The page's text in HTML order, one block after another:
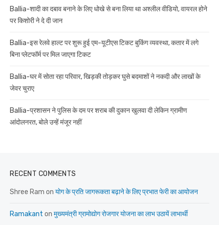
Ballia-शादी का दबाव बनाने के लिए धोखे से बना लिया था अश्लील वीडियो, वायरल होने
पर किशोरी ने दे दी जान
Ballia-इस रेलवे हाल्ट पर शुरू हुई एम-यूटीएस टिकट बुकिंग व्यवस्था, कतार में लगे
बिना प्लेटफॉर्म पर मिल जाएगा टिकट
Ballia-घर में सोता रहा परिवार, खिड़की तोड़कर घुसे बदमाशों ने नकदी और लाखों के
जेवर चुराए
Ballia-प्रशासन ने पुलिस के दम पर शराब की दुकान खुलवा दी लेकिन ग्रामीण
आंदोलनरत, बोले उन्हें मंजूर नहीं
RECENT COMMENTS
Shree Ram on योग के प्रति जागरूकता बढ़ाने के लिए प्रभात फेरी का आयोजन
Ramakant on मुख्यमंत्री ग्रामोद्योग रोजगार योजना का लाभ उठायें लाभार्थी